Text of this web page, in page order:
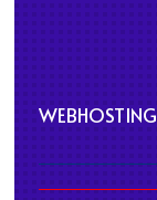
WEBHOSTING